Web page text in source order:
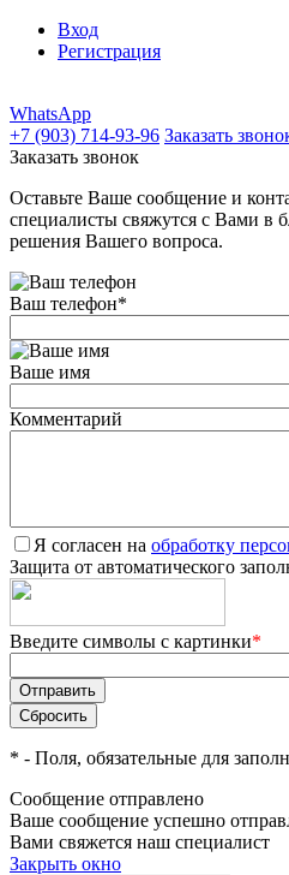
Вход
Регистрация
WhatsApp
+7 (903) 714-93-96 Заказать
Заказать звонок
Оставьте Ваше сообщение и
специалисты свяжутся с Вами в
решения Вашего вопроса.
Ваш телефон*
Ваше имя
Комментарий
Я согласен на обработку
Защита от автоматического
Введите символы с картинки*
* - Поля, обязательные для
Сообщение отправлено
Ваше сообщение успешно
Вами свяжется наш специалист
Закрыть окно